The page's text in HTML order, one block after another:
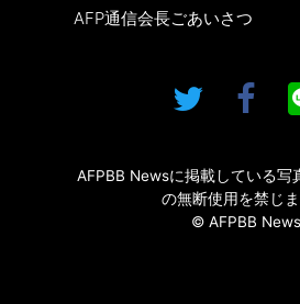
AFP通信会長ごあいさつ
AFPBB Newsに掲載している写
の無断使用を禁じま
© AFPBB News